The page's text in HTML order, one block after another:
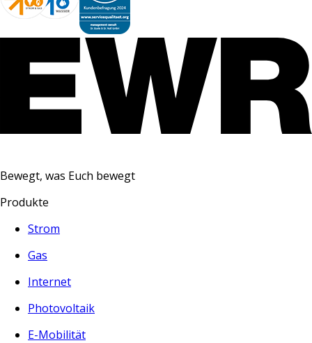
Bewegt, was Euch bewegt
Produkte
Strom
Gas
Internet
Photovoltaik
E-Mobilität